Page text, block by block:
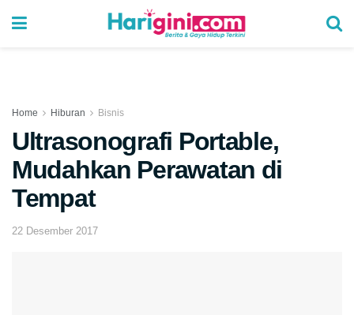
Home Hiburan Bisnis
Ultrasonografi Portable,
Mudahkan Perawatan di
Tempat
22 Desember 2017